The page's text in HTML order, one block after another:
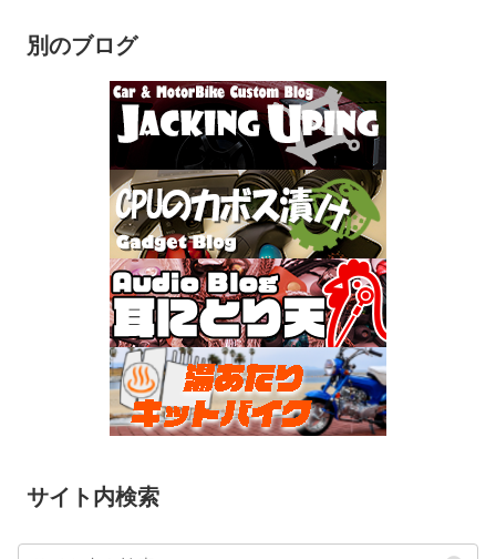
別のブログ
サイト内検索